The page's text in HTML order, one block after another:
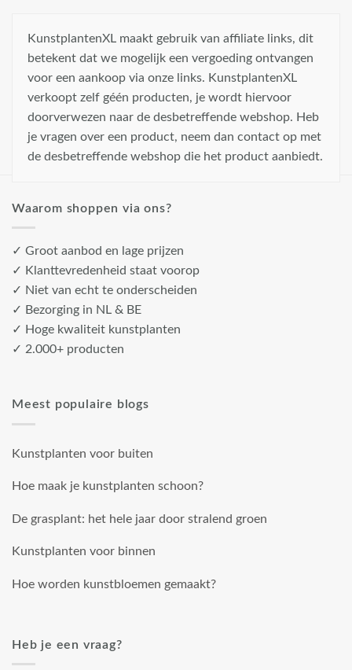
KunstplantenXL maakt gebruik van affiliate links, dit
betekent dat we mogelijk een vergoeding ontvangen
voor een aankoop via onze links. KunstplantenXL
verkoopt zelf géén producten, je wordt hiervoor
doorverwezen naar de desbetreffende webshop. Heb
je vragen over een product, neem dan contact op met
de desbetreffende webshop die het product aanbiedt.
Waarom shoppen via ons?
✓ Groot aanbod en lage prijzen
✓ Klanttevredenheid staat voorop
✓ Niet van echt te onderscheiden
✓ Bezorging in NL & BE
✓ Hoge kwaliteit kunstplanten
✓ 2.000+ producten
Meest populaire blogs
Kunstplanten voor buiten
Hoe maak je kunstplanten schoon?
De grasplant: het hele jaar door stralend groen
Kunstplanten voor binnen
Hoe worden kunstbloemen gemaakt?
Heb je een vraag?